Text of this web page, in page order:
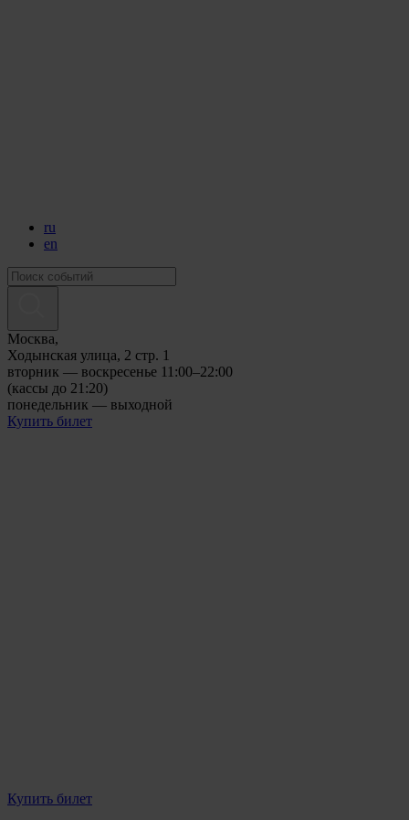
ru
en
Москва,
Ходынская улица, 2 стр. 1
вторник — воскресенье 11:00–22:00
(кассы до 21:20)
понедельник — выходной
Купить билет
Купить билет